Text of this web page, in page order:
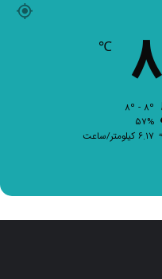
۸ ℃
۵۷%
۶.۱۷ کیلومتر/ساعت